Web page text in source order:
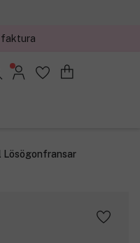
faktura
Lösögonfransar